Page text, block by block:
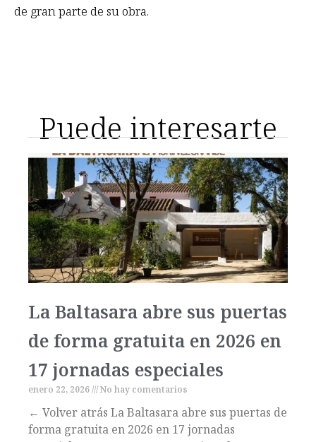
de gran parte de su obra.
Puede interesarte
La Baltasara abre sus puertas
de forma gratuita en 2026 en
17 jornadas especiales
enero 22, 2026 No hay comentarios
← Volver atrás La Baltasara abre sus puertas de
forma gratuita en 2026 en 17 jornadas